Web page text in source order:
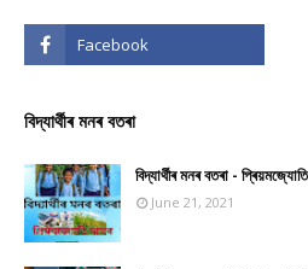
বিদ্যাৰ্থীৰ মনৰ বতৰা
বিদ্যাৰ্থীৰ মনৰ বতৰা -
June 21, 2021